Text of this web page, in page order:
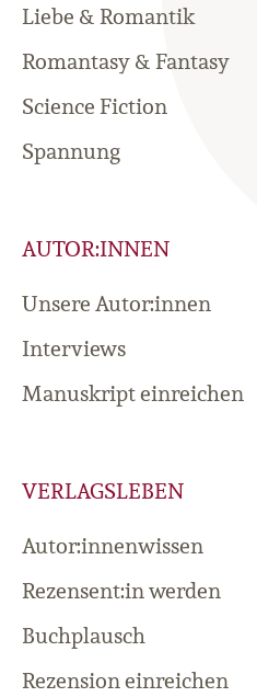
Liebe & Romantik
Romantasy & Fantasy
Science Fiction
Spannung
AUTOR:INNEN
Unsere Autor:innen
Interviews
Manuskript einreichen
VERLAGSLEBEN
Autor:innenwissen
Rezensent:in werden
Buchplausch
Rezension einreichen